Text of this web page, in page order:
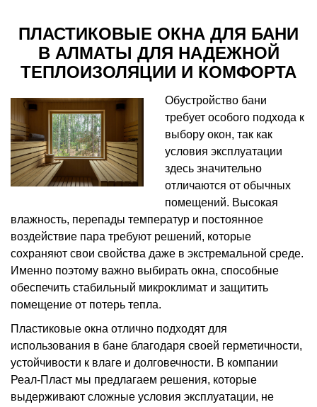
ПЛАСТИКОВЫЕ ОКНА ДЛЯ БАНИ
В АЛМАТЫ ДЛЯ НАДЕЖНОЙ
ТЕПЛОИЗОЛЯЦИИ И КОМФОРТА
Обустройство бани
требует особого подхода к
выбору окон, так как
условия эксплуатации
здесь значительно
отличаются от обычных
помещений. Высокая
влажность, перепады температур и постоянное
воздействие пара требуют решений, которые
сохраняют свои свойства даже в экстремальной среде.
Именно поэтому важно выбирать окна, способные
обеспечить стабильный микроклимат и защитить
помещение от потерь тепла.
Пластиковые окна отлично подходят для
использования в бане благодаря своей герметичности,
устойчивости к влаге и долговечности. В компании
Реал-Пласт мы предлагаем решения, которые
выдерживают сложные условия эксплуатации, не